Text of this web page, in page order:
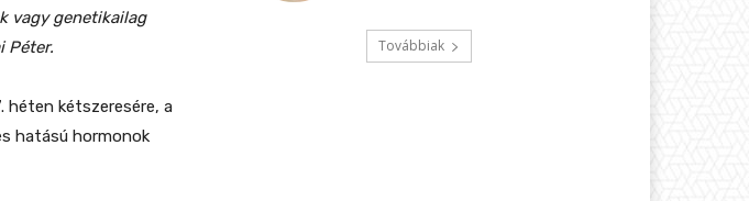
vagy genetikailag
Péter.
héten kétszeresére, a
hatású hormonok
Továbbiak